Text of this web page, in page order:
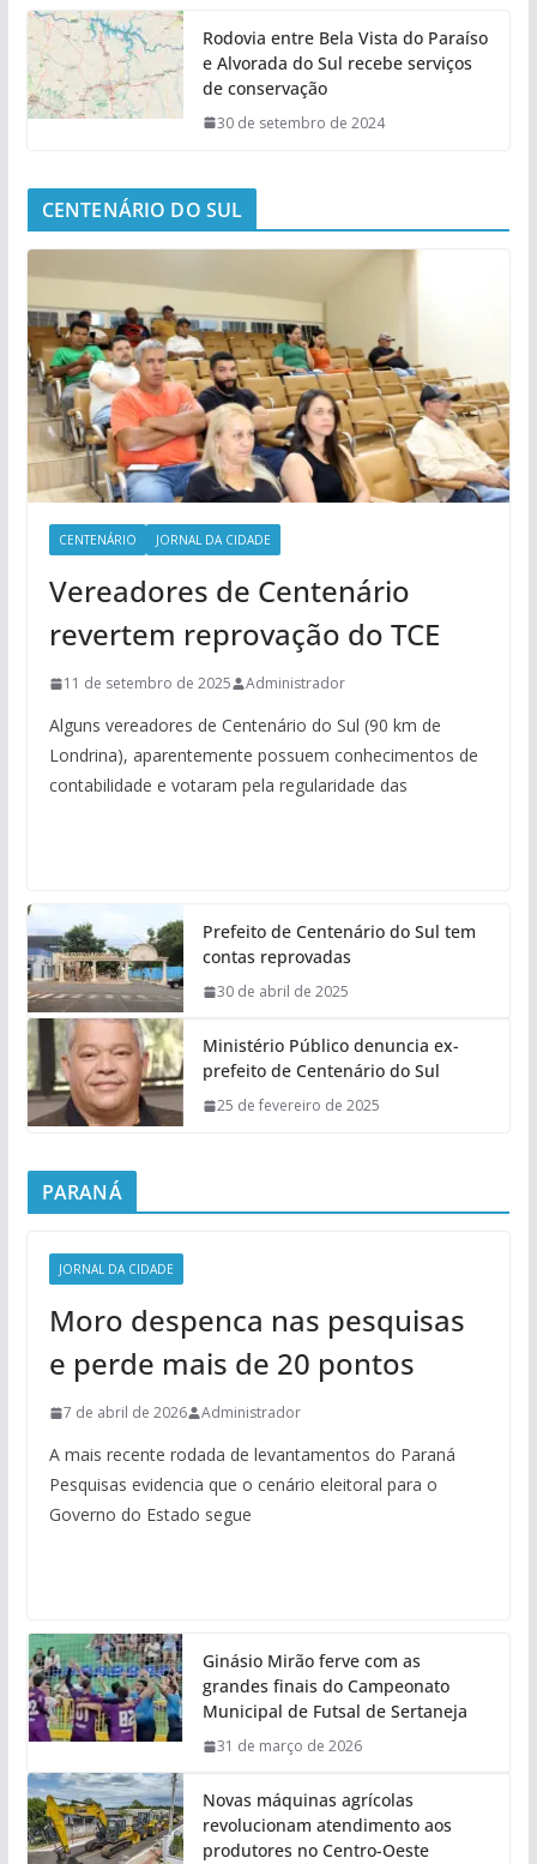
Rodovia entre Bela Vista do Paraíso
e Alvorada do Sul recebe serviços
de conservação
30 de setembro de 2024
CENTENÁRIO DO SUL
CENTENÁRIO JORNAL DA CIDADE
Vereadores de Centenário
revertem reprovação do TCE
11 de setembro de 2025 Administrador
Alguns vereadores de Centenário do Sul (90 km de
Londrina), aparentemente possuem conhecimentos de
contabilidade e votaram pela regularidade das
Prefeito de Centenário do Sul tem
contas reprovadas
30 de abril de 2025
Ministério Público denuncia ex-
prefeito de Centenário do Sul
25 de fevereiro de 2025
PARANÁ
JORNAL DA CIDADE
Moro despenca nas pesquisas
e perde mais de 20 pontos
7 de abril de 2026 Administrador
A mais recente rodada de levantamentos do Paraná
Pesquisas evidencia que o cenário eleitoral para o
Governo do Estado segue
Ginásio Mirão ferve com as
grandes finais do Campeonato
Municipal de Futsal de Sertaneja
31 de março de 2026
Novas máquinas agrícolas
revolucionam atendimento aos
produtores no Centro-Oeste